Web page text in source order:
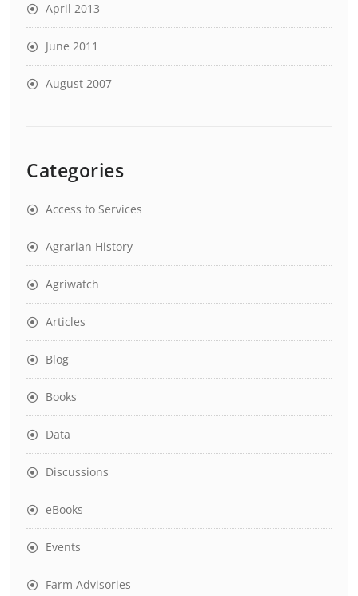
April 2013
June 2011
August 2007
Categories
Access to Services
Agrarian History
Agriwatch
Articles
Blog
Books
Data
Discussions
eBooks
Events
Farm Advisories